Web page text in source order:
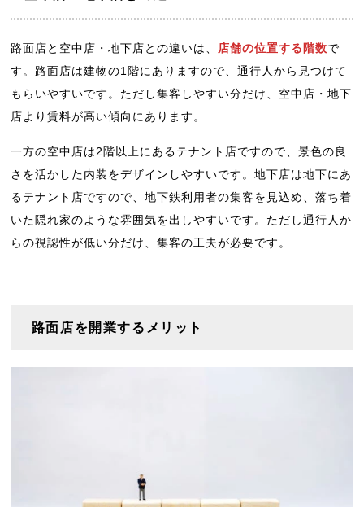
路面店と空中店・地下店との違いは、 店舗の位置する階数で
す。路面店は建物の1階にありますので、通行人から見つけて
もらいやすいです。ただし集客しやすい分だけ、空中店・地下
店より賃料が高い傾向にあります。
一方の空中店は2階以上にあるテナント店ですので、景色の良
さを活かした内装をデザインしやすいです。地下店は地下にあ
るテナント店ですので、地下鉄利用者の集客を見込め、落ち着
いた隠れ家のような雰囲気を出しやすいです。ただし通行人か
らの視認性が低い分だけ、集客の工夫が必要です。
路面店を開業するメリット